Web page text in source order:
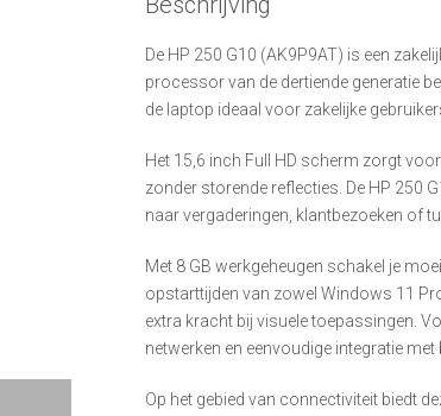
De HP 250 G10 (AK9P9AT) is een
processor van de dertiende generatie
de laptop ideaal voor zakelijke
Het 15,6 inch Full HD scherm zorgt
zonder storende reflecties. De HP 250
naar vergaderingen, klantbezoeken of
Met 8 GB werkgeheugen schakel je
opstarttijden van zowel Windows 11
extra kracht bij visuele toepassingen.
netwerken en eenvoudige integratie
Op het gebied van connectiviteit biedt